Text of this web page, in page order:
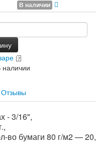
В наличии
Отзывы
- 3/16",
во бумаги 80 г/м2 — 20,